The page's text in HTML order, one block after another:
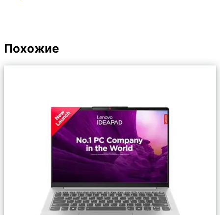
Похожие